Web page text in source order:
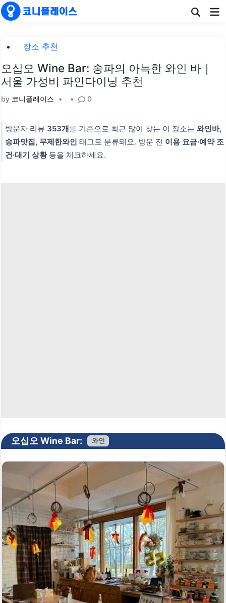
Skip
to
Posted장소 추천
오십오 Wine Bar: 송파의 아늑한 와인 바｜
서울 가성비 파인다이닝 추천
by 코니플레이스 • • 0
방문자 리뷰 353개를 기준으로 최근 많이 찾는 이 장소는와인바,
송파맛집, 무제한와인 태그로 분류돼요. 방문 전 이용 요금·예약 조
건·대기 상황등을 체크하세요.
오십오 Wine Bar: 와인